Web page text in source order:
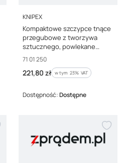
PRODUCENT
KNIPEX
Kompaktowe szczypce tnące
przegubowe z tworzywa
sztucznego, powlekane
fosforanowane, CoBolt XL
czarne 250 mm 71 01 250
Kod producenta
71 01 250
Cena brutto
221,80 zł w tym %s VAT
w tym 23% VAT
Dostępność:Dostępne